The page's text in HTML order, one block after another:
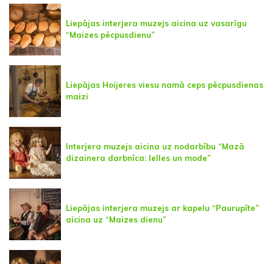
Liepājas interjera muzejs aicina uz vasarīgu
“Maizes pēcpusdienu”
Liepājas Hoijeres viesu namā ceps pēcpusdienas
maizi
Interjera muzejs aicina uz nodarbību “Mazā
dizainera darbnīca: lelles un mode”
Liepājas interjera muzejs ar kapelu “Paurupīte”
aicina uz “Maizes dienu”